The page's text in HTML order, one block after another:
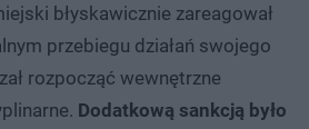
błyskawicznie zareagował
przebiegu działań swojego
rozpocząć wewnętrzne
Dodatkową sankcją było